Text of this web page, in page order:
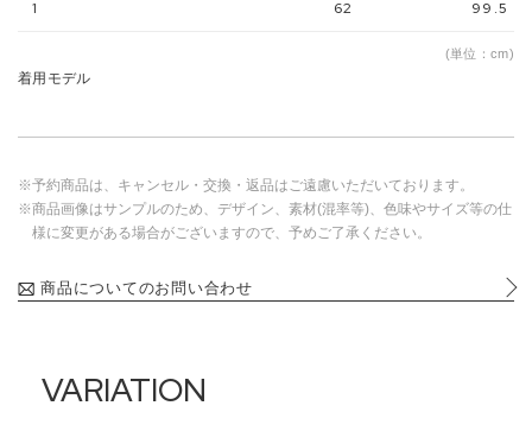
1 62 99.5
(単位：cm)
着用モデル
※予約商品は、キャンセル・交換・返品はご遠慮いただいております。
※商品画像はサンプルのため、デザイン、素材(混率等)、色味やサイズ等の仕
様に変更がある場合がございますので、予めご了承ください。
商品についてのお問い合わせ
VARIATION